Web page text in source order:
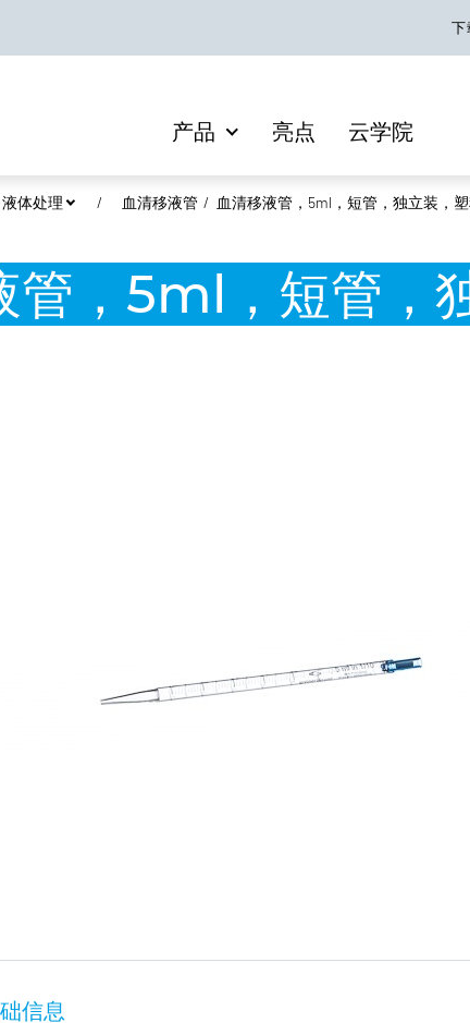
下
产品 亮点 云学院
液体处理 血清移液管 血清移液管，5ml，短管，独立装，
管，5ml，短管，
信息